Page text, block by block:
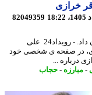
82049359
علی مطهری به سخنان محمدباقر خرازی واکنش نشان داد. - رویداد24 علی
صفحه ی شخصی خود
...
- حجاب